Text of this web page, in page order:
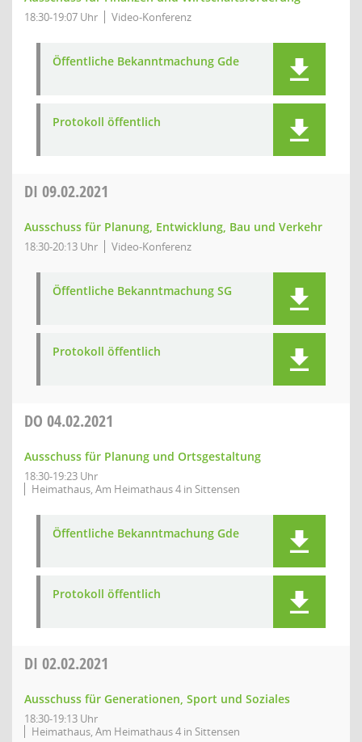
18:30-19:07 Uhr Video-Konferenz
Öffentliche Bekanntmachung Gde
Protokoll öffentlich
DI 09.02.2021
Ausschuss für Planung, Entwicklung, Bau und Verkehr
18:30-20:13 Uhr Video-Konferenz
Öffentliche Bekanntmachung SG
Protokoll öffentlich
DO 04.02.2021
Ausschuss für Planung und Ortsgestaltung
18:30-19:23 Uhr
Heimathaus, Am Heimathaus 4 in Sittensen
Öffentliche Bekanntmachung Gde
Protokoll öffentlich
DI 02.02.2021
Ausschuss für Generationen, Sport und Soziales
18:30-19:13 Uhr
Heimathaus, Am Heimathaus 4 in Sittensen